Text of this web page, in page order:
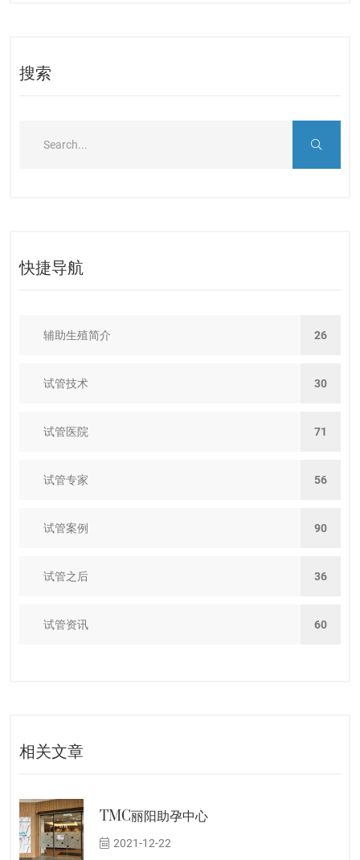
搜索
快捷导航
辅助生殖简介 26
试管技术 30
试管医院 71
试管专家 56
试管案例 90
试管之后 36
试管资讯 60
相关文章
TMC丽阳助孕中心
2021-12-22